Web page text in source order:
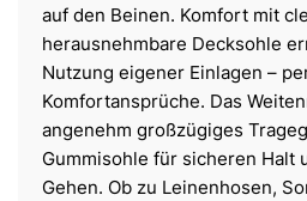
auf den Beinen. Komfort mit
herausnehmbare Decksohle
Nutzung eigener Einlagen –
Komfortansprüche. Das
angenehm großzügiges
Gummisohle für sicheren Halt
Gehen. Ob zu Leinenhosen,